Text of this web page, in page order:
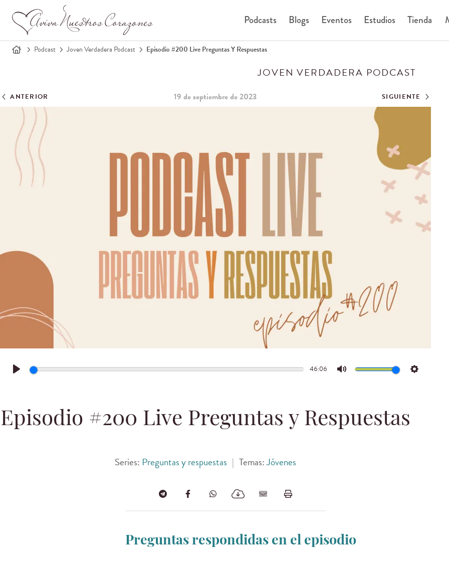
Podcasts Blogs Eventos Estudios Tienda
Podcast Joven Verdadera Podcast Episodio #200 Live Preguntas Y Respuestas
JOVEN VERDADERA PODCAST
ANTERIOR 19 de septiembre de 2023 SIGUIENTE
Play
46:06
Mute Settings
Episodio #200 Live Preguntas y Respuestas
Series: Preguntas y respuestas | Temas:Jóvenes
Preguntas respondidas en el episodio